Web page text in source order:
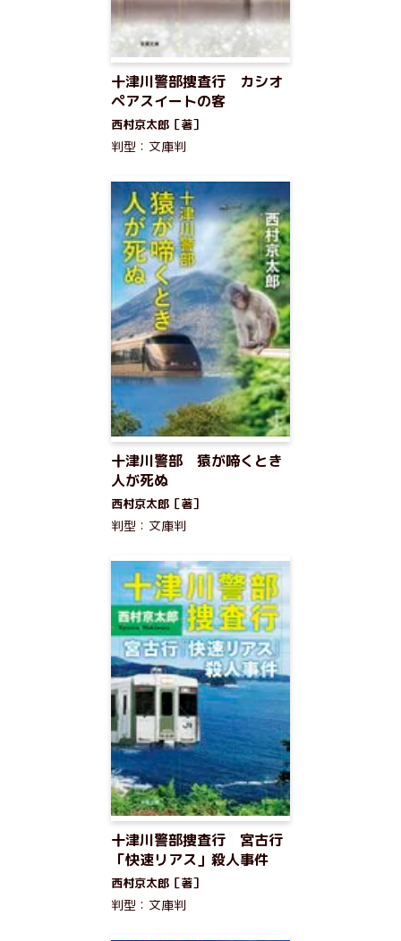
十津川警部捜査行 カシオ
ペアスイートの客
西村京太郎［著］
判型：文庫判
十津川警部 猿が啼くとき
人が死ぬ
西村京太郎［著］
判型：文庫判
十津川警部捜査行 宮古行
「快速リアス」殺人事件
西村京太郎［著］
判型：文庫判